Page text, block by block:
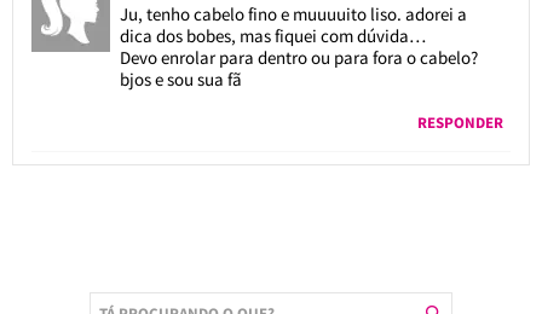
Ju, tenho cabelo fino e muuuuito liso. adorei a
dica dos bobes, mas fiquei com dúvida…
Devo enrolar para dentro ou para fora o cabelo?
bjos e sou sua fã
RESPONDER